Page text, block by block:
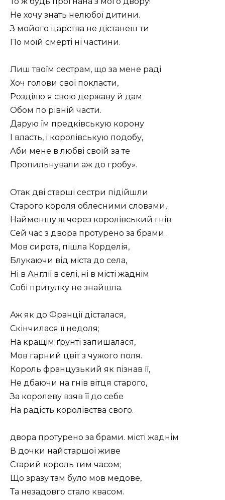
Не хочу знать нелюбої дитини.
З мойого царства не дістанеш ти
По моїй смерті ні частини.
Лиш твоїм сестрам, що за мене раді
Хоч голови свої покласти,
Розділю я свою державу й дам
Обом по рівній части.
Дарую їм предківськую корону
І власть, і королівськую подобу,
Аби мене в любві своїй за те
Пропильнували аж до гробу».
Отак дві старші сестри підійшли
Старого короля облесними словами,
Найменшу ж через королівський гнів
Сей час з двора протурено за брами.
Мов сирота, пішла Корделія,
Блукаючи від міста до села,
Ні в Англії в селі, ні в місті жаднім
Собі притулку не знайшла.
Аж як до Франції дісталася,
Скінчилася її недоля;
На кращім ґрунті запишалася,
Мов гарний цвіт з чужого поля.
Король французький як пізнав її,
Не дбаючи на гнів вітця старого,
За королеву взяв її до себе
На радість королівства свого.
двора протурено за брами. місті жаднім
В дочки найстаршої живе
Старий король тим часом;
Що зразу там було мов медове,
Та незадовго стало квасом.